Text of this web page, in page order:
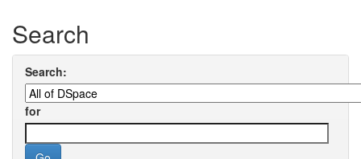
Search
Search:
for